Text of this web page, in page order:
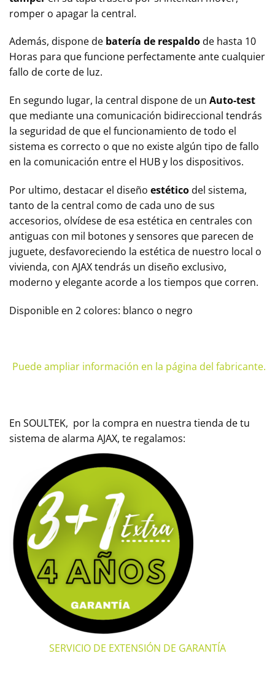
romper o apagar la central.
Además, dispone de batería de respaldode hasta 10
Horas para que funcione perfectamente ante cualquier
fallo de corte de luz.
En segundo lugar, la central dispone de un Auto-test
que mediante una comunicación bidireccional tendrás
la seguridad de que el funcionamiento de todo el
sistema es correcto o que no existe algún tipo de fallo
en la comunicación entre el HUB y los dispositivos.
Por ultimo, destacar el diseño estéticodel sistema,
tanto de la central como de cada uno de sus
accesorios, olvídese de esa estética en centrales con
antiguas con mil botones y sensores que parecen de
juguete, desfavoreciendo la estética de nuestro local o
vivienda, con AJAX tendrás un diseño exclusivo,
moderno y elegante acorde a los tiempos que corren.
Disponible en 2 colores: blanco o negro
Puede ampliar información en la página del fabricante.
En SOULTEK, por la compra en nuestra tienda de tu
sistema de alarma AJAX, te regalamos:
SERVICIO DE EXTENSIÓN DE GARANTÍA